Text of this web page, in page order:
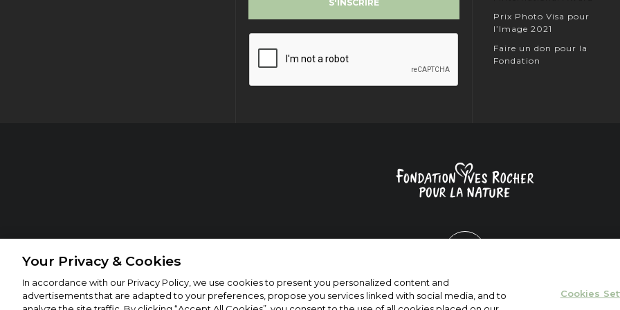
Prix Photo Visa pour
l’Image 2021
Faire un don pour la
Fondation
Your Privacy & Cookies
In accordance with our Privacy Policy, we use cookies to present you personalized content and
advertisements that are adapted to your preferences, propose you services linked with social media, and to
Cookies